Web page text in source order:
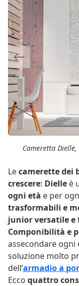
Cameretta
Previous
Lecamerette dei
crescere: Dielle è
ogni età e per
trasformabili e
junior versatile e
Componibilità e
assecondare ogni
soluzione molto
dell’armadio a
Ecco quattro